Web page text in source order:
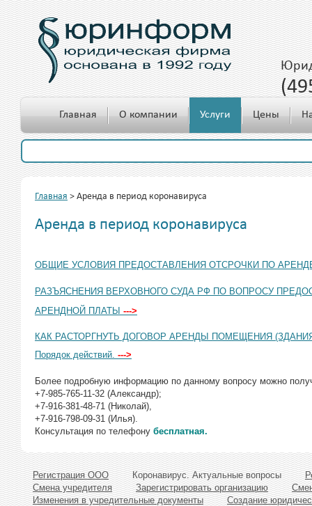
c 10.00 до 18.00
Главная О компании Услуги Цены
Главная > Аренда в период коронавируса
Аренда в период коронавируса
ОБЩИЕ УСЛОВИЯ ПРЕДОСТАВЛЕНИЯ ОТСРОЧКИ ПО
РАЗЪЯСНЕНИЯ ВЕРХОВНОГО СУДА РФ ПО ВОПРОСУ
АРЕНДНОЙ ПЛАТЫ --->
КАК РАСТОРГНУТЬ ДОГОВОР АРЕНДЫ ПОМЕЩЕНИЯ
Порядок действий. --->
Более подробную информацию по данному вопросу можно
+7-985-765-11-32 (Александр);
+7-916-381-48-71 (Николай),
+7-916-798-09-31 (Илья).
Консультация по телефону бесплатная.
Регистрация ООО Коронавирус. Актуальные вопросы
Смена учредителя
Зарегистрировать организацию
Изменения в учредительные документы
Создание